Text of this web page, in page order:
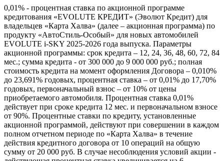
0,01% - процентная ставка по акционной программе
кредитования «EVOLUTE КРЕДИТ» (Эволют Кредит) для
владельцев «Карта Халва» (далее – акционная программа) по
продукту «АвтоСтиль-Особый» для новых автомобилей
EVOLUTE i-SKY 2025-2026 года выпуска. Параметры
акционной программы: срок кредита – 12, 24, 36, 48, 60, 72, 84
мес.; сумма кредита - от 300 000 до 9 000 000 руб.; полная
стоимость кредита на момент оформления Договора – 0,010%
до 23,691% годовых, процентная ставка – от 0,01% до 17,70%
годовых, первоначальный взнос – от 10% от цены
приобретаемого автомобиля. Процентная ставка 0,01%
действует при сроке кредита 12 мес. и первоначальном взносе
от 90%. Процентные ставки по кредиту, установленные
акционной программой, действуют при совершении в каждом
полном отчетном периоде по «Карта Халва» в течение
действия кредитного договора от 10 операций на общую
сумму от 20 000 руб. В случае несоблюдения условий акции -